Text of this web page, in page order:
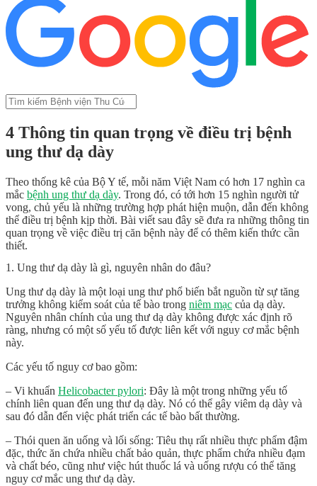
4 Thông tin quan trọng về điều trị bệnh
ung thư dạ dày
Theo thống kê của Bộ Y tế, mỗi năm Việt Nam có hơn 17 nghìn ca
mắc bệnh ung thư dạ dày. Trong đó, có tới hơn 15 nghìn người tử
vong, chủ yếu là những trường hợp phát hiện muộn, dẫn đến không
thể điều trị bệnh kịp thời. Bài viết sau đây sẽ đưa ra những thông tin
quan trọng về việc điều trị căn bệnh này để có thêm kiến thức cần
thiết.
1. Ung thư dạ dày là gì, nguyên nhân do đâu?
Ung thư dạ dày là một loại ung thư phổ biến bắt nguồn từ sự tăng
trưởng không kiểm soát của tế bào trong niêm mạc của dạ dày.
Nguyên nhân chính của ung thư dạ dày không được xác định rõ
ràng, nhưng có một số yếu tố được liên kết với nguy cơ mắc bệnh
này.
Các yếu tố nguy cơ bao gồm:
– Vi khuẩn Helicobacter pylori: Đây là một trong những yếu tố
chính liên quan đến ung thư dạ dày. Nó có thể gây viêm dạ dày và
sau đó dẫn đến việc phát triển các tế bào bất thường.
– Thói quen ăn uống và lối sống: Tiêu thụ rất nhiều thực phẩm đậm
đặc, thức ăn chứa nhiều chất bảo quản, thực phẩm chứa nhiều đạm
và chất béo, cũng như việc hút thuốc lá và uống rượu có thể tăng
nguy cơ mắc ung thư dạ dày.